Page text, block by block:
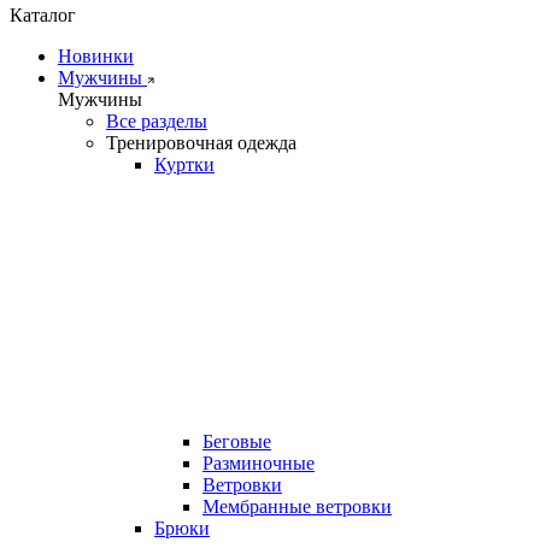
Каталог
Новинки
Мужчины
Мужчины
Все разделы
Тренировочная одежда
Куртки
Беговые
Разминочные
Ветровки
Мембранные ветровки
Брюки